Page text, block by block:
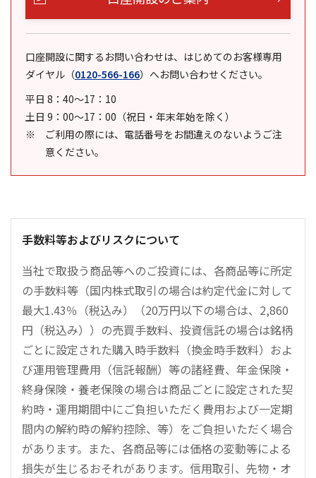
口座開設に関するお問い合わせは、はじめてのお客様専用
ダイヤル （0120-566-166） へお問い合わせください。
平日 8：40～17：10
土日 9：00～17：00（祝日・年末年始を除く）
ご利用の際には、電話番号をお間違えのないようご注
意ください。
手数料等およびリスクについて
当社で取扱う商品等へのご投資には、各商品等に所定
の手数料等（国内株式取引の場合は約定代金に対して
最大1.43％（税込み）（20万円以下の場合は、2,860
円（税込み））の売買手数料、投資信託の場合は銘柄
ごとに設定された購入時手数料（換金時手数料）およ
び運用管理費用（信託報酬）等の諸経費、年金保険・
終身保険・養老保険の場合は商品ごとに設定された契
約時・運用期間中にご負担いただく費用および一定期
間内の解約時の解約控除、等）をご負担いただく場合
があります。また、各商品等には価格の変動等による
損失が生じるおそれがあります。信用取引、先物・オ